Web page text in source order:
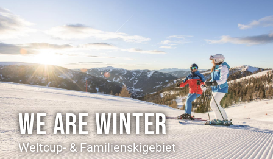
WE ARE WINTER
Weltcup- & Familienskigebiet